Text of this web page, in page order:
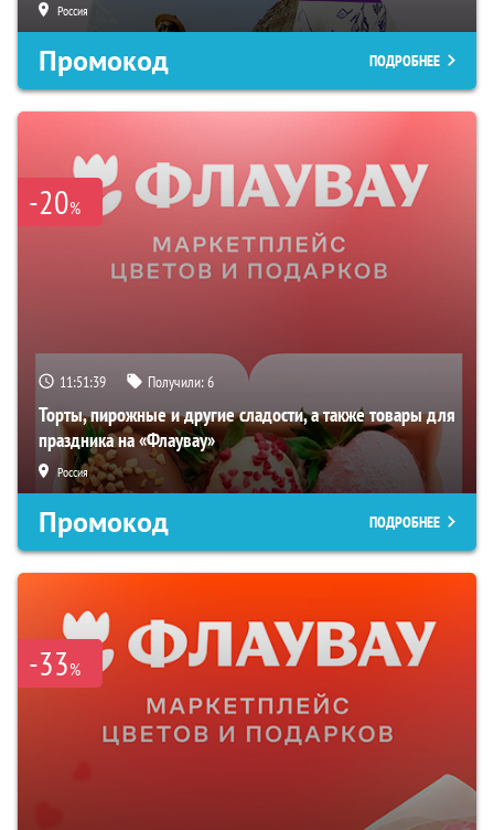
Россия
Промокод ПОДРОБНЕЕ
-20%
11:51:38 Получили:6
Торты, пирожные и другие сладости, а также товары для
праздника на «Флаувау»
Россия
Промокод ПОДРОБНЕЕ
-33%